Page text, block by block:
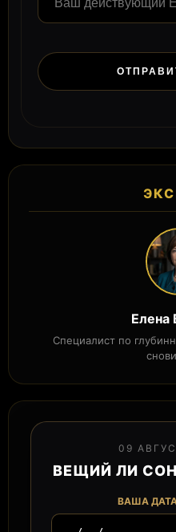
Елена
Специалист по
09
ВЕЩИЙ ЛИ
ВАША